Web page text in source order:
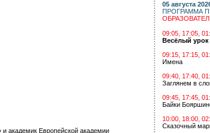
академик Европейской академии
05 августа
ПРОГРАММА
09:05, 17:05,
Весёлый урок
09:15, 17:15,
Имена
09:40, 17:40,
Заглянем в
09:45, 17:45,
Байки
10:00, 18:00,
Сказочный